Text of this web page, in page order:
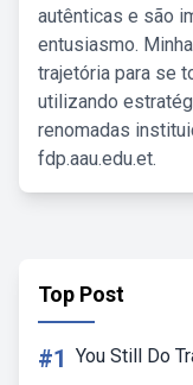
autênticas e são
entusiasmo.
trajetória para se
utilizando
renomadas
fdp.aau.edu.et.
Top Post
#1 You Still Do